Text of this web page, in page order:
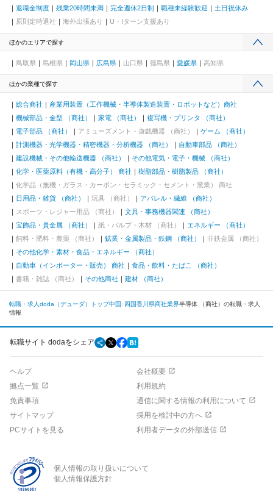
退職金制度
残業20時間未満 完全週休2日制 職種未経験歓迎
土日祝休み
原則定時退社
海外出張あり U・Iターン支援あり
ほかのエリアで探す
鳥取県 島根県 岡山県 広島県 山口県 徳島県 愛媛県 高知県
ほかの業種で探す
総合商社
産業用装置（工作機械・半導体製造装置・ロボットなど）商社
機械部品・金型 （商社）
家電 （商社）
複写機・プリンタ （商社）
電子部品 （商社）
アミューズメント・遊戯機器 （商社）
ゲーム （商社）
計測機器・光学機器・精密機器・分析機器 （商社）
自動車部品 （商社）
建設機械・その他輸送機器 （商社）
その他電気・電子・機械 （商社）
化学・医薬原料（有機・高分子） 商社
樹脂部品・樹脂製品 （商社）
化学品（無機・ガラス・カーボン・セラミック・セメント・窯業） 商社
日用品・雑貨 （商社）
玩具 （商社）
アパレル・繊維 （商社）
スポーツ・レジャー用品 （商社）
文具・事務機器関連 （商社）
宝飾品・貴金属 （商社）
紙・パルプ・木材 （商社）
エネルギー （商社）
飼料・肥料・農薬 （商社）
鉱業・金属製品・鉄鋼 （商社）
非鉄金属 （商社）
その他化学・素材・食品・エネルギー （商社）
自動車（インポーター・販売） 商社
食品・飲料・たばこ （商社）
書籍・雑誌 （商社）
その他商社 建材 （商社）
転職・求人doda（デューダ）トップ中国･四国香川県商社業界半導体 （商社）の転職・求人
情報
転職サイト dodaをシェア
ヘルプ
会社概要
拠点一覧
利用規約
免責事項
通信に関する情報の利用について
サイトマップ
採用を検討中の方へ
PCサイトを見る
利用者データの外部送信
個人情報の取り扱いについて
個人情報保護方針